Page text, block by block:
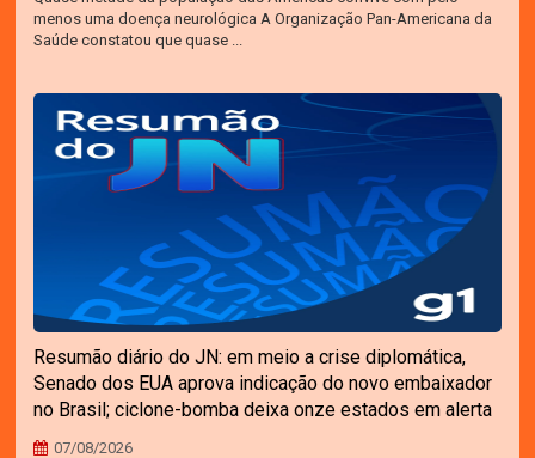
menos uma doença neurológica A Organização Pan-Americana da
Saúde constatou que quase ...
Resumão diário do JN: em meio a crise diplomática,
Senado dos EUA aprova indicação do novo embaixador
no Brasil; ciclone-bomba deixa onze estados em alerta
07/08/2026